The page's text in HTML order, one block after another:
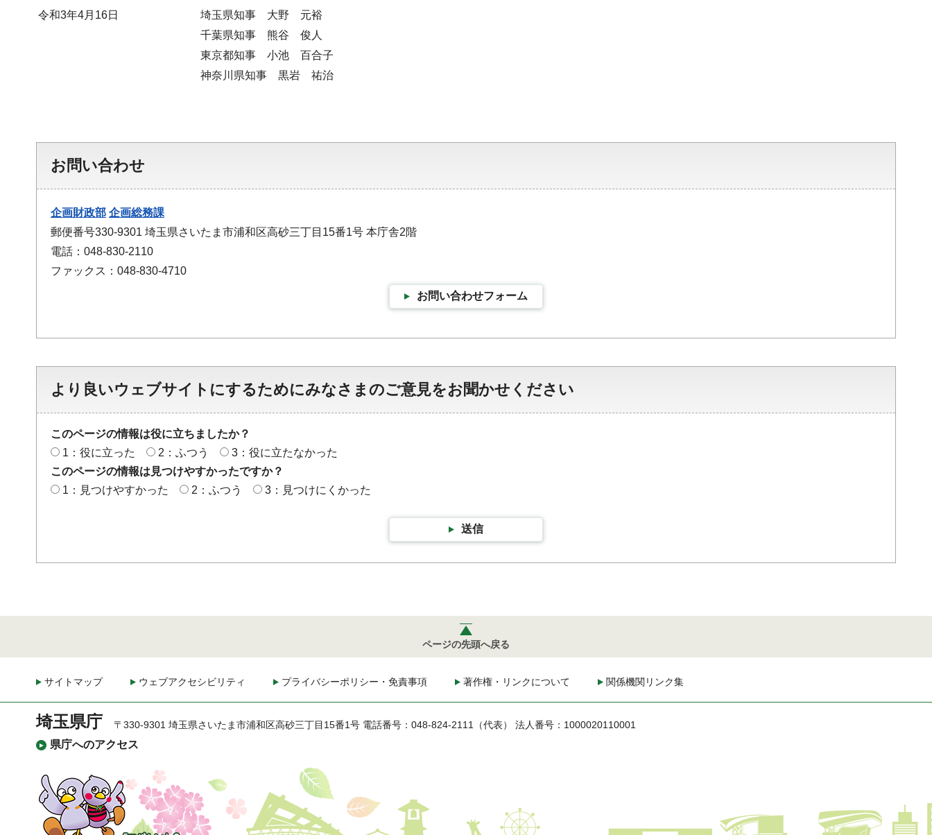
令和3年4月16日
埼玉県知事 大野 元裕
千葉県知事 熊谷 俊人
東京都知事 小池 百合子
神奈川県知事 黒岩 祐治
お問い合わせ
企画財政部 企画総務課
郵便番号330-9301 埼玉県さいたま市浦和区高砂三丁目15番1号 本庁舎2階
電話：048-830-2110
ファックス：048-830-4710
お問い合わせフォーム
より良いウェブサイトにするためにみなさまのご意見をお聞かせください
このページの情報は役に立ちましたか？
1：役に立った
2：ふつう
3：役に立たなかった
このページの情報は見つけやすかったですか？
1：見つけやすかった
2：ふつう 3：見つけにくかった
送信
ページの先頭へ戻る
サイトマップ ウェブアクセシビリティ プライバシーポリシー・免責事項 著作権・リンクについて 関係機関リンク集
埼玉県庁
県庁へのアクセス
〒330-9301 埼玉県さいたま市浦和区高砂三丁目15番1号 電話番号：048-824-2111（代表） 法人番号：1000020110001